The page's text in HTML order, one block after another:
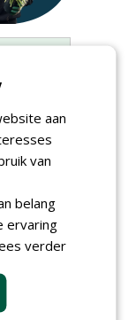
aan
van
belang
ervaring
verder